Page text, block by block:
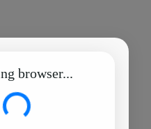
browser...